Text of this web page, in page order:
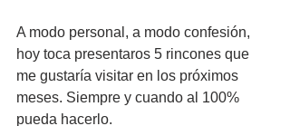
A modo personal, a modo confesión,
hoy toca presentaros 5 rincones que
me gustaría visitar en los próximos
meses. Siempre y cuando al 100%
pueda hacerlo.